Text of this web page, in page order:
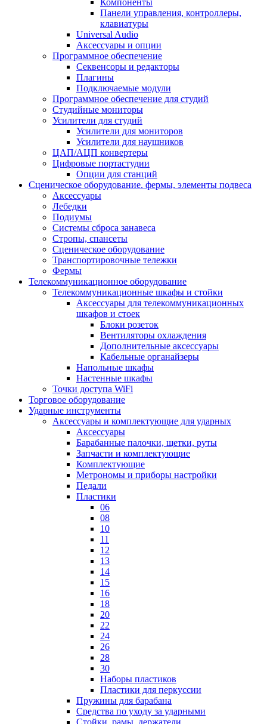
Компоненты
Панели управления, контроллеры,
клавиатуры
Universal Audio
Аксессуары и опции
Программное обеспечение
Cеквенсоры и редакторы
Плагины
Подключаемые модули
Программное обеспечение для студий
Студийные мониторы
Усилители для студий
Усилители для мониторов
Усилители для наушников
ЦАП/АЦП конвертеры
Цифровые портастудии
Опции для станций
Сценическое оборудование. фермы, элементы подвеса
Аксессуары
Лебедки
Подиумы
Системы сброса занавеса
Стропы, спансеты
Сценическое оборудование
Транспортировочные тележки
Фермы
Телекоммуникационное оборудование
Телекоммуникационные шкафы и стойки
Аксессуары для телекоммуникационных
шкафов и стоек
Блоки розеток
Вентиляторы охлаждения
Дополнительные аксессуары
Кабельные органайзеры
Напольные шкафы
Настенные шкафы
Точки доступа WiFi
Торговое оборудование
Ударные инструменты
Аксессуары и комплектующие для ударных
Аксессуары
Барабанные палочки, щетки, руты
Запчасти и комплектующие
Комплектующие
Метрономы и приборы настройки
Педали
Пластики
06
08
10
11
12
13
14
15
16
18
20
22
24
26
28
30
Наборы пластиков
Пластики для перкуссии
Пружины для барабана
Средства по уходу за ударными
Стойки, рамы, держатели